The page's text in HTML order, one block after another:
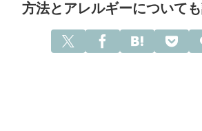
方法とアレルギーについても